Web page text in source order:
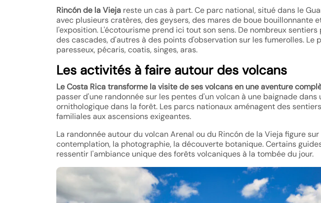
Rincón de la Vieja reste un cas à part. Ce parc national, situé dans le
avec plusieurs cratères, des geysers, des mares de boue bouillonnante
l'exposition. L'écotourisme prend ici tout son sens. De nombreux
des cascades, d'autres à des points d'observation sur les fumerolles. Le
paresseux, pécaris, coatis, singes, aras.
Les activités à faire autour des volcans
Le Costa Rica transforme la visite de ses volcans en une aventure
passer d'une randonnée sur les pentes d'un volcan à une baignade
ornithologique dans la forêt. Les parcs nationaux aménagent des
familiales aux ascensions exigeantes.
La randonnée autour du volcan Arenal ou du Rincón de la Vieja figure
contemplation, la photographie, la découverte botanique. Certains
ressentir l'ambiance unique des forêts volcaniques à la tombée du jour.